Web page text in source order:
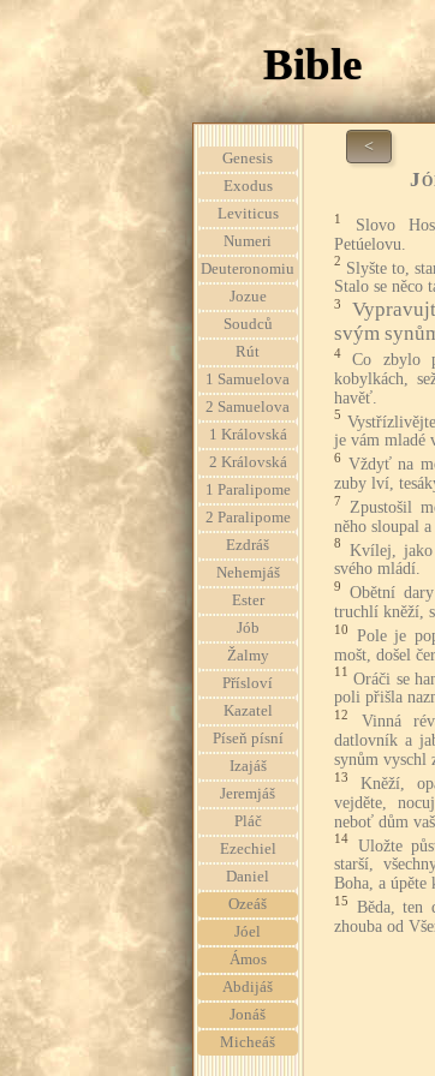
Bible
Genesis
Exodus
Leviticus
Numeri
Deuteronomiu
Jozue
Soudců
Rút
1 Samuelova
2 Samuelova
1 Královská
2 Královská
1 Paralipome
2 Paralipome
Ezdráš
Nehemjáš
Ester
Jób
Žalmy
Přísloví
Kazatel
Píseň písní
Izajáš
Jeremjáš
Pláč
Ezechiel
Daniel
Ozeáš
Jóel
Ámos
Abdijáš
Jonáš
Micheáš
<
1
Slovo
Petúelovu.
2 Slyšte to,
Stalo se něco
3
svým
4
Co zbylo
kobylkách,
havěť.
5
je vám mladé
6 Vždyť na
zuby lví,
7
Zpustošil
něho sloupal
8
Kvílej, jako
svého mládí.
9
Obětní
truchlí kněží,
10
Pole je
mošt, došel
11 Oráči se
poli přišla
12
Vinná
datlovník a
synům vyschl
13
Kněží,
vejděte,
neboť dům
14
Uložte
starší,
Boha, a úpěte
15
Běda, ten
zhouba od